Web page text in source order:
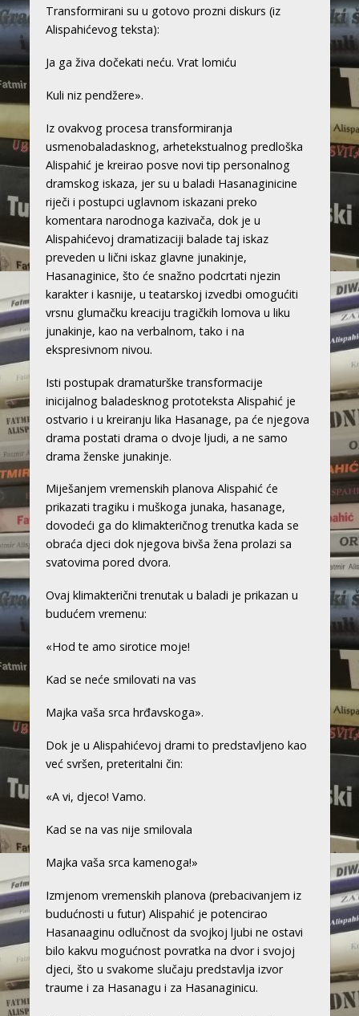
Transformirani su u gotovo prozni diskurs (iz
Alispahićevog teksta):
Ja ga živa dočekati neću. Vrat lomiću
Kuli niz pendžere».
Iz ovakvog procesa transformiranja
usmenobaladasknog, arhetekstualnog predloška
Alispahić je kreirao posve novi tip personalnog
dramskog iskaza, jer su u baladi Hasanaginicine
riječi i postupci uglavnom iskazani preko
komentara narodnoga kazivača, dok je u
Alispahićevoj dramatizaciji balade taj iskaz
preveden u lični iskaz glavne junakinje,
Hasanaginice, što će snažno podcrtati njezin
karakter i kasnije, u teatarskoj izvedbi omogućiti
vrsnu glumačku kreaciju tragičkih lomova u liku
junakinje, kao na verbalnom, tako i na
ekspresivnom nivou.
Isti postupak dramaturške transformacije
inicijalnog baladesknog prototeksta Alispahić je
ostvario i u kreiranju lika Hasanage, pa će njegova
drama postati drama o dvoje ljudi, a ne samo
drama ženske junakinje.
Miješanjem vremenskih planova Alispahić će
prikazati tragiku i muškoga junaka, hasanage,
dovodeći ga do klimakteričnog trenutka kada se
obraća djeci dok njegova bivša žena prolazi sa
svatovima pored dvora.
Ovaj klimakterični trenutak u baladi je prikazan u
budućem vremenu:
«Hod te amo sirotice moje!
Kad se neće smilovati na vas
Majka vaša srca hrđavskoga».
Dok je u Alispahićevoj drami to predstavljeno kao
već svršen, preteritalni čin:
«A vi, djeco! Vamo.
Kad se na vas nije smilovala
Majka vaša srca kamenoga!»
Izmjenom vremenskih planova (prebacivanjem iz
budućnosti u futur) Alispahić je potencirao
Hasanaaginu odlučnost da svojkoj ljubi ne ostavi
bilo kakvu mogućnost povratka na dvor i svojoj
djeci, što u svakome slučaju predstavlja izvor
traume i za Hasanagu i za Hasanaginicu.